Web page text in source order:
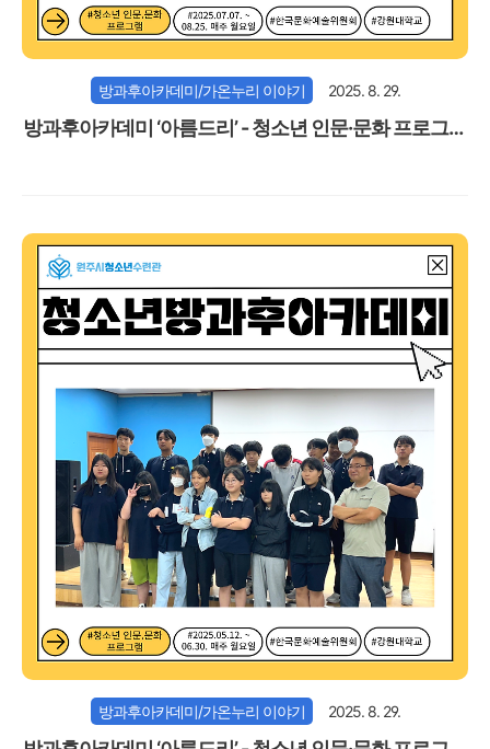
방과후아카데미/가온누리 이야기 2025. 8. 29.
방과후아카데미 ‘아름드리’ - 청소년 인문·문화 프로그램
방과후아카데미/가온누리 이야기 2025. 8. 29.